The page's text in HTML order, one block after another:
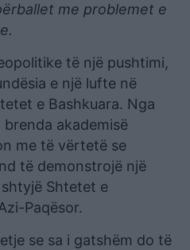
me problemet e
të një pushtimi,
e një lufte në
e Bashkuara. Nga
akademisë
me të vërtetë se
të demonstrojë një
Shtetet e
Paqësor.
se sa i gatshëm do të